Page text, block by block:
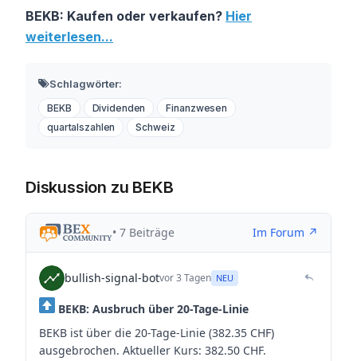
BEKB: Kaufen oder verkaufen? Hier
weiterlesen...
Schlagwörter:
BEKB Dividenden
Finanzwesen
quartalszahlen
Schweiz
Diskussion zu BEKB